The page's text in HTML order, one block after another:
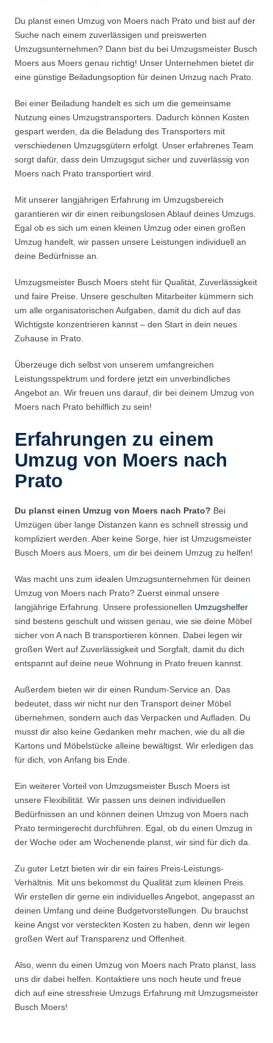
Du planst einen Umzug von Moers nach Prato und bist auf der
Suche nach einem zuverlässigen und preiswerten
Umzugsunternehmen? Dann bist du bei Umzugsmeister Busch
Moers aus Moers genau richtig! Unser Unternehmen bietet dir
eine günstige Beiladungsoption für deinen Umzug nach Prato.
Bei einer Beiladung handelt es sich um die gemeinsame
Nutzung eines Umzugstransporters. Dadurch können Kosten
gespart werden, da die Beladung des Transporters mit
verschiedenen Umzugsgütern erfolgt. Unser erfahrenes Team
sorgt dafür, dass dein Umzugsgut sicher und zuverlässig von
Moers nach Prato transportiert wird.
Mit unserer langjährigen Erfahrung im Umzugsbereich
garantieren wir dir einen reibungslosen Ablauf deines Umzugs.
Egal ob es sich um einen kleinen Umzug oder einen großen
Umzug handelt, wir passen unsere Leistungen individuell an
deine Bedürfnisse an.
Umzugsmeister Busch Moers steht für Qualität, Zuverlässigkeit
und faire Preise. Unsere geschulten Mitarbeiter kümmern sich
um alle organisatorischen Aufgaben, damit du dich auf das
Wichtigste konzentrieren kannst – den Start in dein neues
Zuhause in Prato.
Überzeuge dich selbst von unserem umfangreichen
Leistungsspektrum und fordere jetzt ein unverbindliches
Angebot an. Wir freuen uns darauf, dir bei deinem Umzug von
Moers nach Prato behilflich zu sein!
Erfahrungen zu einem
Umzug von Moers nach
Prato
Du planst einen Umzug von Moers nach Prato? Bei
Umzügen über lange Distanzen kann es schnell stressig und
kompliziert werden. Aber keine Sorge, hier ist Umzugsmeister
Busch Moers aus Moers, um dir bei deinem Umzug zu helfen!
Was macht uns zum idealen Umzugsunternehmen für deinen
Umzug von Moers nach Prato? Zuerst einmal unsere
langjährige Erfahrung. Unsere professionellen Umzugshelfer
sind bestens geschult und wissen genau, wie sie deine Möbel
sicher von A nach B transportieren können. Dabei legen wir
großen Wert auf Zuverlässigkeit und Sorgfalt, damit du dich
entspannt auf deine neue Wohnung in Prato freuen kannst.
Außerdem bieten wir dir einen Rundum-Service an. Das
bedeutet, dass wir nicht nur den Transport deiner Möbel
übernehmen, sondern auch das Verpacken und Aufladen. Du
musst dir also keine Gedanken mehr machen, wie du all die
Kartons und Möbelstücke alleine bewältigst. Wir erledigen das
für dich, von Anfang bis Ende.
Ein weiterer Vorteil von Umzugsmeister Busch Moers ist
unsere Flexibilität. Wir passen uns deinen individuellen
Bedürfnissen an und können deinen Umzug von Moers nach
Prato termingerecht durchführen. Egal, ob du einen Umzug in
der Woche oder am Wochenende planst, wir sind für dich da.
Zu guter Letzt bieten wir dir ein faires Preis-Leistungs-
Verhältnis. Mit uns bekommst du Qualität zum kleinen Preis.
Wir erstellen dir gerne ein individuelles Angebot, angepasst an
deinen Umfang und deine Budgetvorstellungen. Du brauchst
keine Angst vor versteckten Kosten zu haben, denn wir legen
großen Wert auf Transparenz und Offenheit.
Also, wenn du einen Umzug von Moers nach Prato planst, lass
uns dir dabei helfen. Kontaktiere uns noch heute und freue
dich auf eine stressfreie Umzugs Erfahrung mit Umzugsmeister
Busch Moers!